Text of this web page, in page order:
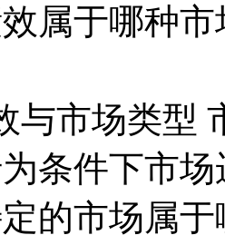
属于哪种
与市场类型
条件下市
的市场属